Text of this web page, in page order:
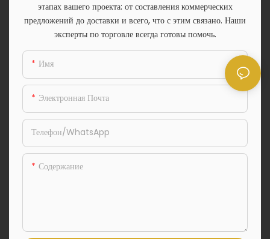
этапах вашего проекта: от составления коммерческих
предложений до доставки и всего, что с этим связано. Наши
эксперты по торговле всегда готовы помочь.
Имя
Электронная Почта
Телефон/WhatsApp
Содержание